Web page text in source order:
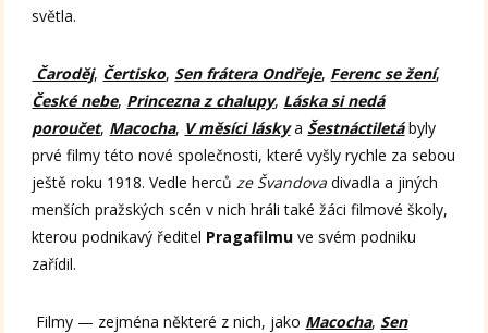
světla.
Čaroděj, Čertisko, Sen frátera Ondřeje, Ferenc se žení,
České nebe, Princezna z chalupy, Láska si nedá
poroučet, Macocha, V měsíci láskya Šestnáctiletábyly
prvé filmy této nové společnosti, které vyšly rychle za sebou
ještě roku 1918. Vedle herců ze Švandova divadla a jiných
menších pražských scén v nich hráli také žáci filmové školy,
kterou podnikavý ředitel Pragafilmu ve svém podniku
zařídil.
Filmy — zejména některé z nich, jako Macocha, Sen